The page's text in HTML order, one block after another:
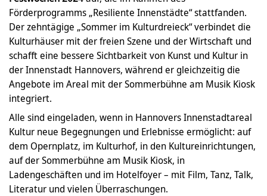
Förderprogramms „Resiliente Innenstädte“ stattfanden.
Der zehntägige „Sommer im Kulturdreieck“ verbindet die
Kulturhäuser mit der freien Szene und der Wirtschaft und
schafft eine bessere Sichtbarkeit von Kunst und Kultur in
der Innenstadt Hannovers, während er gleichzeitig die
Angebote im Areal mit der Sommerbühne am Musik Kiosk
integriert.
Alle sind eingeladen, wenn in Hannovers Innenstadtareal
Kultur neue Begegnungen und Erlebnisse ermöglicht: auf
dem Opernplatz, im Kulturhof, in den Kultureinrichtungen,
auf der Sommerbühne am Musik Kiosk, in
Ladengeschäften und im Hotelfoyer – mit Film, Tanz, Talk,
Literatur und vielen Überraschungen.